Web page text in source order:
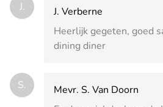
J.
J. Verberne
Heerlijk gegeten, goed
dining diner
S.
Mevr. S. Van Doorn